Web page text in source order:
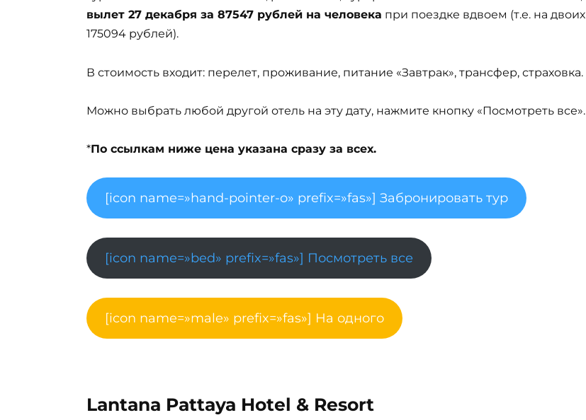
вылет 27 декабря за 87547 рублей на человека при поездке вдвоем (т.е. на двоих
175094 рублей).
В стоимость входит: перелет, проживание, питание «Завтрак», трансфер, страховка.
Можно выбрать любой другой отель на эту дату, нажмите кнопку «Посмотреть все».
*По ссылкам ниже цена указана сразу за всех.
[icon name=»hand-pointer-o» prefix=»fas»] Забронировать тур
[icon name=»bed» prefix=»fas»] Посмотреть все
[icon name=»male» prefix=»fas»] На одного
Lantana Pattaya Hotel & Resort